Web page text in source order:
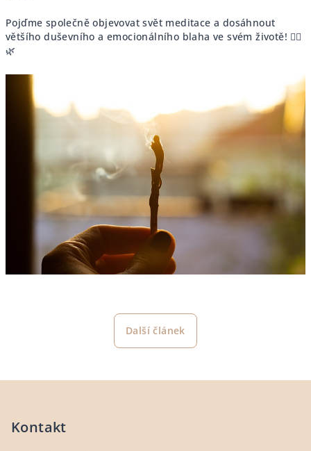
Pojďme společně objevovat svět meditace a dosáhnout
většího duševního a emocionálního blaha ve svém životě! 🧘‍♀️
🌿
Další článek
Kontakt